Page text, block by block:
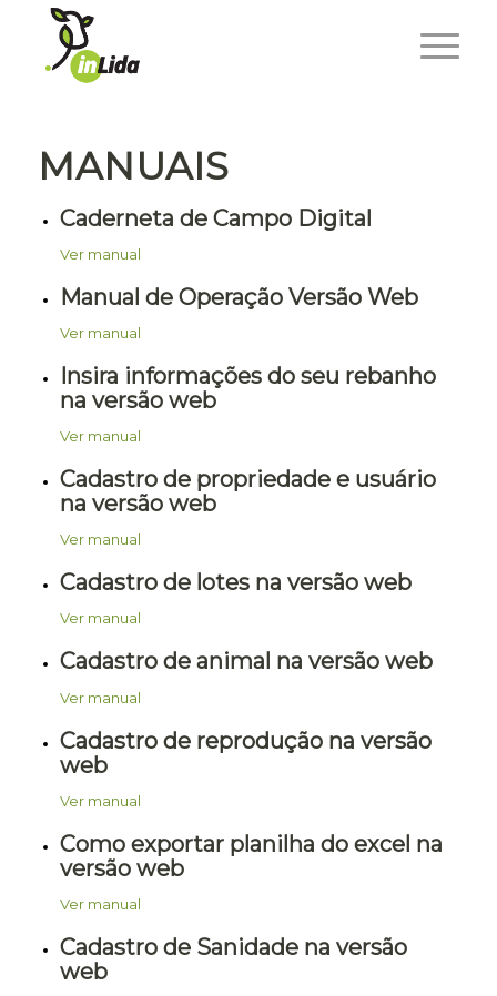
MANUAIS
Caderneta de Campo Digital
Ver manual
Manual de Operação Versão Web
Ver manual
Insira informações do seu rebanho
na versão web
Ver manual
Cadastro de propriedade e usuário
na versão web
Ver manual
Cadastro de lotes na versão web
Ver manual
Cadastro de animal na versão web
Ver manual
Cadastro de reprodução na versão
web
Ver manual
Como exportar planilha do excel na
versão web
Ver manual
Cadastro de Sanidade na versão
web